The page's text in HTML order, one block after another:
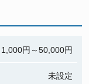
1,000円～50,000円
未設定